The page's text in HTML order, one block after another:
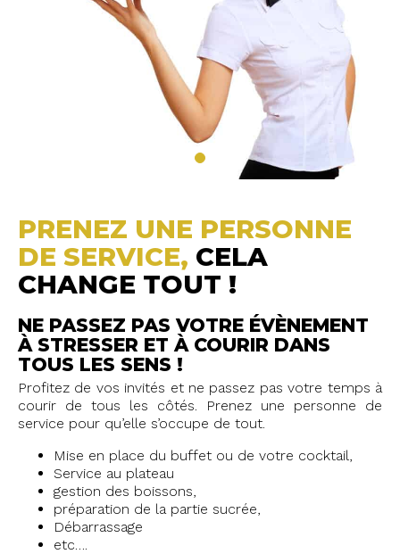
PRENEZ UNE PERSONNE
DE SERVICE, CELA
CHANGE TOUT !
NE PASSEZ PAS VOTRE ÉVÈNEMENT
À STRESSER ET À COURIR DANS
TOUS LES SENS !
Profitez de vos invités et ne passez pas votre temps à
courir de tous les côtés. Prenez une personne de
service pour qu’elle s’occupe de tout.
Mise en place du buffet ou de votre cocktail,
Service au plateau
gestion des boissons,
préparation de la partie sucrée,
Débarrassage
etc….